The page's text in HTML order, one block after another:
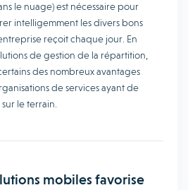
le nuage) est nécessaire pour
intelligemment les divers bons
reçoit chaque jour. En
de gestion de la répartition,
des nombreux avantages
de services ayant de
le terrain.
mobiles favorise